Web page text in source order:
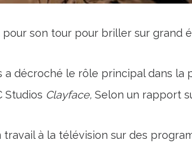
son tour pour briller sur grand
a décroché le rôle principal dans la
Studios Clayface, Selon un rapport
à la télévision sur des